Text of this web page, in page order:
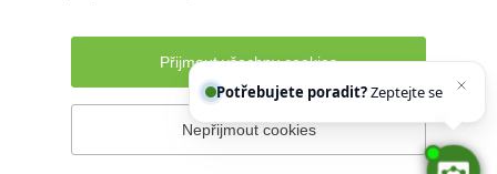
Prohlášení o přístupnosti Správce webu
Přijmout všechny cookies
Nepřijmout cookies
Potřebujete poradit?Zeptejte se našeho asist